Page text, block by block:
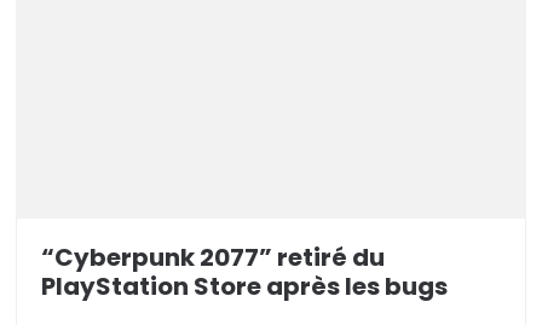
“Cyberpunk 2077” retiré du
PlayStation Store après les bugs